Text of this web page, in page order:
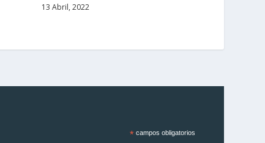
13 Abril, 2022
*campos obligatorios